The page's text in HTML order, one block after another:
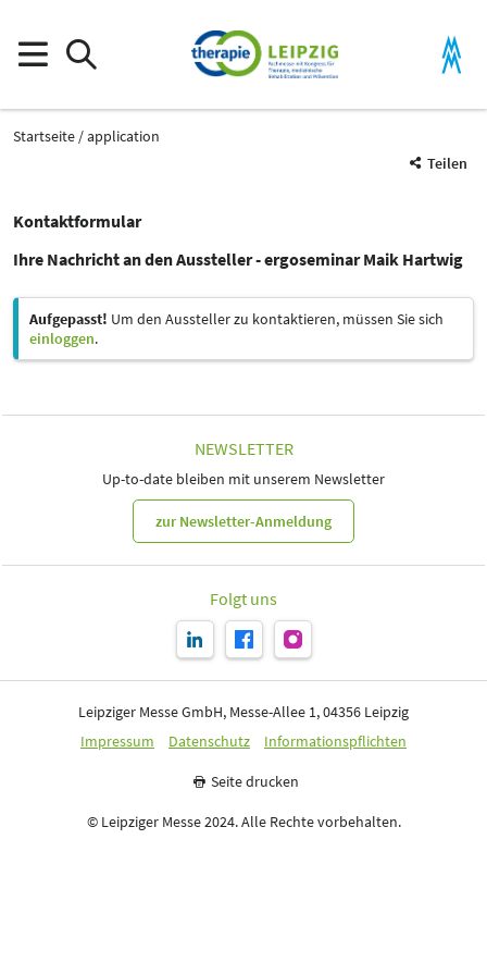
Startseite
application
Teilen
Kontaktformular
Ihre Nachricht an den Aussteller - ergoseminar Maik Hartwig
Aufgepasst! Um den Aussteller zu kontaktieren, müssen Sie sich
einloggen.
NEWSLETTER
Up-to-date bleiben mit unserem Newsletter
zur Newsletter-Anmeldung
Folgt uns
Leipziger Messe GmbH, Messe-Allee 1, 04356 Leipzig
Impressum
Datenschutz Informationspflichten
Seite drucken
© Leipziger Messe 2024. Alle Rechte vorbehalten.